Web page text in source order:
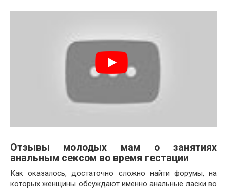
Отзывы молодых мам о занятиях
анальным сексом во время гестации
Как оказалось, достаточно сложно найти форумы, на
которых женщины обсуждают именно анальные ласки во